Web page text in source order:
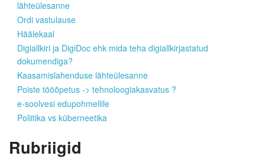
lähteülesanne
Ordi vastulause
Häälekaal
Digiallkiri ja DigiDoc ehk mida teha digiallkirjastatud
dokumendiga?
Kaasamislahenduse lähteülesanne
Poiste tööõpetus -> tehnoloogiakasvatus ?
e-soolvesi edupohmellile
Poliitika vs küberneetika
Rubriigid